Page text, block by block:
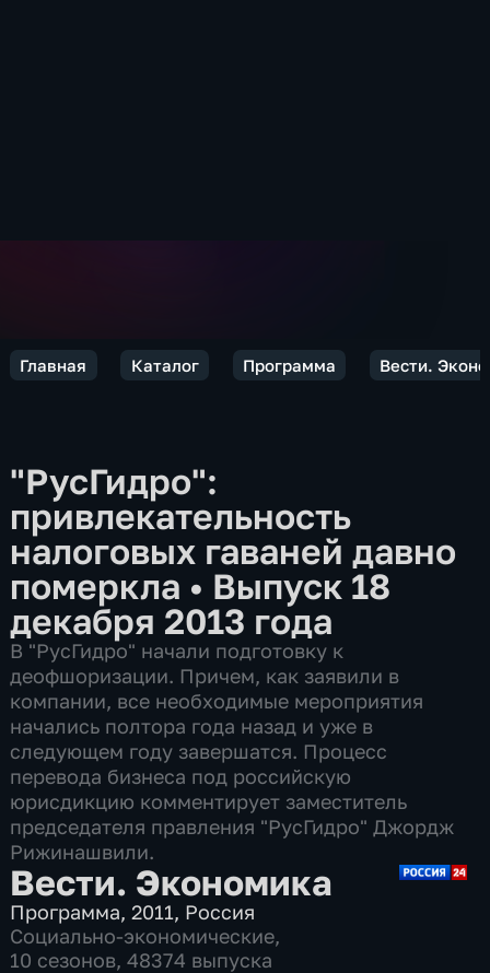
Главная Каталог Программа Вести.
"РусГидро":
привлекательность
налоговых гаваней давно
померкла • Выпуск 18
декабря 2013 года
В "РусГидро" начали подготовку к
деофшоризации. Причем, как заявили в
компании, все необходимые мероприятия
начались полтора года назад и уже в
следующем году завершатся. Процесс
перевода бизнеса под российскую
юрисдикцию комментирует заместитель
председателя правления "РусГидро" Джордж
Рижинашвили.
Вести. Экономика
Программа,2011, Россия
Социально-экономические,
10 сезонов, 48374 выпуска